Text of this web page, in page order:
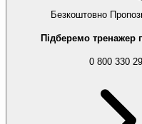
Безкоштовно
Підберемо тренажер
0 800 330